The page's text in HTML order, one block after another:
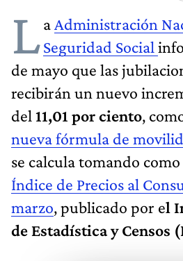
La Administración
Seguridad Social
de mayo que las
recibirán un nuevo
del 11,01 por ciento,
nueva fórmula de
se calcula tomando
Índice de Precios al
marzo, publicado por el
de Estadística y Censos